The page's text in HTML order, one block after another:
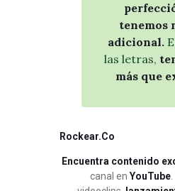
tenemos
adicional.
las letras,
más que
Rockear.Co
Encuentra contenido
canal en YouTube